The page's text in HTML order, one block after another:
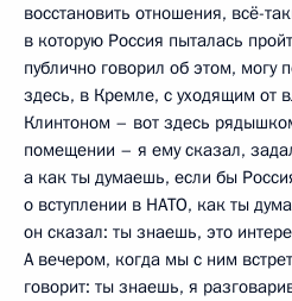
восстановить отношения, всё-
в которую Россия пыталась
публично говорил об этом, могу
здесь, в Кремле, с уходящим от
Клинтоном – вот здесь
помещении – я ему сказал,
а как ты думаешь, если бы
о вступлении в НАТО, как ты
он сказал: ты знаешь, это
А вечером, когда мы с ним
говорит: ты знаешь, я